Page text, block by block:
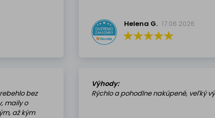
Helena G. 17.06.2026
bez
maily o
až kým
Výhody:
Rýchlo a pohodlne nakúpené, veľký